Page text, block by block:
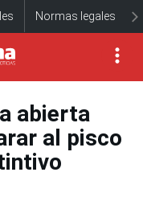
Normas legales
abierta
al pisco